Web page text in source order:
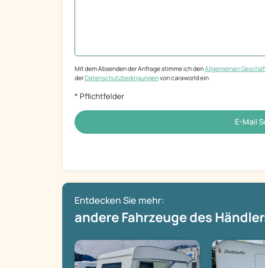
Mit dem Absenden der Anfrage stimme ich denAllgemeinen
derDatenschutzbedingungenvon caraworld ein
* Pflichtfelder
E-Mail
Entdecken Sie mehr:
andere Fahrzeuge des